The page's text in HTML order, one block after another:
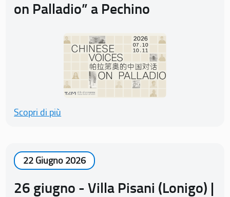
on Palladio” a Pechino
Scopri di più
22 Giugno 2026
26 giugno - Villa Pisani (Lonigo) |